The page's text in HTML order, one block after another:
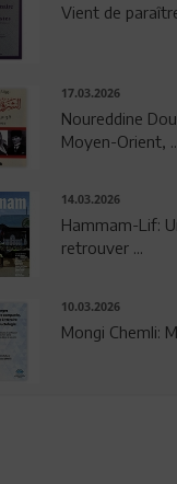
Vient de
17.03.2026
Noureddine
Moyen-Orient,
14.03.2026
Hammam-Lif:
retrouver ...
10.03.2026
Mongi Chemli: